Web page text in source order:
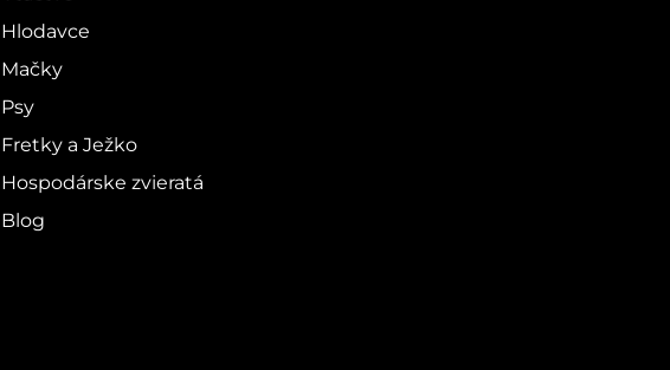
Hlodavce
Mačky
Psy
Fretky a Ježko
Hospodárske zvieratá
Blog